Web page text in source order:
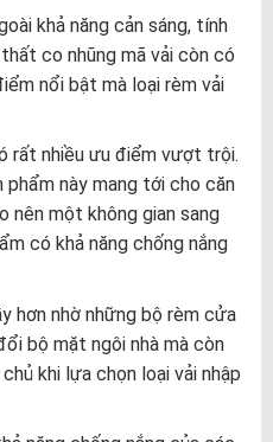
khả năng cản sáng, tính
co nhũng mã vải còn có
nổi bật mà loại rèm vải
rất nhiều ưu điểm vượt trội.
phẩm này mang tới cho căn
nên một không gian sang
có khả năng chống nắng
hơn nhờ những bộ rèm cửa
bộ mặt ngôi nhà mà còn
khi lựa chọn loại vải nhập